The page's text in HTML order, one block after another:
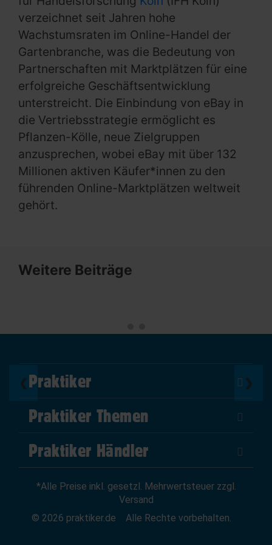
verzeichnet seit Jahren hohe
Wachstumsraten im Online-Handel der
Gartenbranche, was die Bedeutung von
Partnerschaften mit Marktplätzen für eine
erfolgreiche Geschäftsentwicklung
unterstreicht. Die Einbindung von eBay in
die Vertriebsstrategie ermöglicht es
Pflanzen-Kölle, neue Zielgruppen
anzusprechen, wobei eBay mit über 132
Millionen aktiven Käufer*innen zu den
führenden Online-Marktplätzen weltweit
gehört.
Weitere Beiträge
❮ ❯
Praktiker
Über Uns
Impressum
AGB
Widerrufsrecht
Praktiker Themen
DIY Helden
Marktplatz
News
Praktiker Händler
Zum Händler-Login
Affiliate Partnerprogramm
*Alle Preise inkl. gesetzl. Mehrwertsteuer zzgl.
Versand
© 2026 praktiker.de
Alle Rechte vorbehalten.